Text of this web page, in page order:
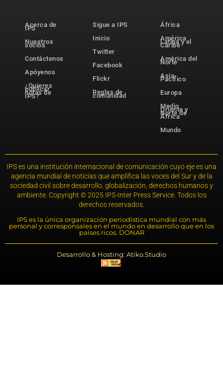
Acerca de
IPS
Nuestros
socios
Contáctenos
Apóyenos
¿Quieres
publicar
notas de
IPS?
Sigue a IPS
Inicio
Twitter
Facebook
Flickr
Reglas de
comunidad
África
América
Latina y el
Caribe
América del
Norte
Asia-
Pacífico
Europa
Medio
Oriente y
Norte de
África
Mundo
IPS es una institución internacional de comunicación cuyo eje es una
agencia mundial de noticias que amplifica las voces del Sur y de la
sociedad civil sobre desarrollo, globalización, derechos humanos y
ambiente. Copyright © 2025 IPS-Inter Press Service. Todos los
derechos reservados.
IPS es la única organización periodística mundial con más
personal y corresponsales en el mundo en desarrollo que en los
países ricos. DONAR
Desarrollo & Hosting: Atiko.Studio